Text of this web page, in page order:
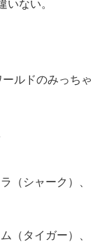
いない。
ルドのみっちゃ
（シャーク）、
（タイガー）、